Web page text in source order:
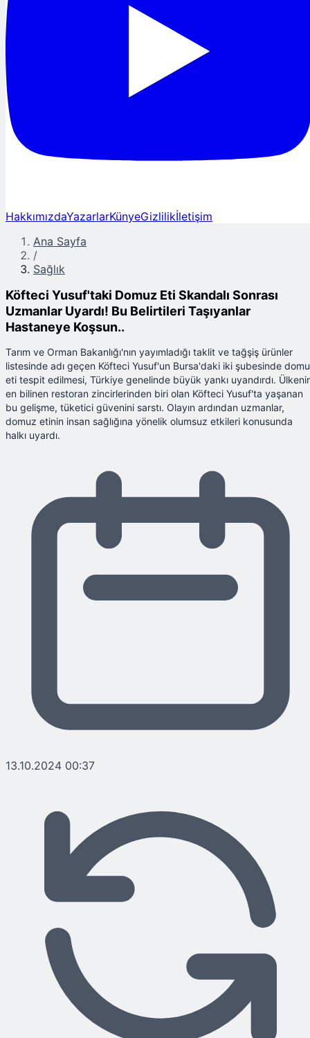
HakkımızdaYazarlarKünyeGizlilikİletişim
Ana Sayfa
/
Sağlık
Köfteci Yusuf'taki Domuz Eti Skandalı Sonrası
Uzmanlar Uyardı! Bu Belirtileri Taşıyanlar
Hastaneye Koşsun..
Tarım ve Orman Bakanlığı'nın yayımladığı taklit ve tağşiş ürünler
listesinde adı geçen Köfteci Yusuf'un Bursa'daki iki şubesinde
eti tespit edilmesi, Türkiye genelinde büyük yankı uyandırdı.
en bilinen restoran zincirlerinden biri olan Köfteci Yusuf'ta yaşanan
bu gelişme, tüketici güvenini sarstı. Olayın ardından uzmanlar,
domuz etinin insan sağlığına yönelik olumsuz etkileri konusunda
halkı uyardı.
13.10.2024 00:37